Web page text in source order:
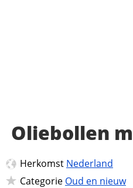
Oliebollen
Herkomst Nederland
Categorie Oud en nieuw